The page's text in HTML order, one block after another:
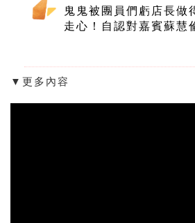
鬼鬼被團員們虧店長做
走心！自認對嘉賓蘇慧
▼更多內容